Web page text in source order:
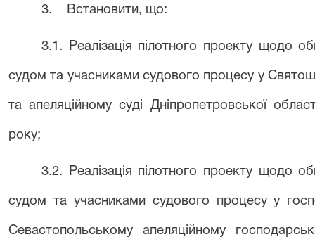
3. Встановити, що:
3.1. Реалізація пілотного проекту щодо
судом та учасниками судового процесу у
та апеляційному суді Дніпропетровської
року;
3.2. Реалізація пілотного проекту щодо
судом та учасниками судового процесу у
Севастопольському апеляційному